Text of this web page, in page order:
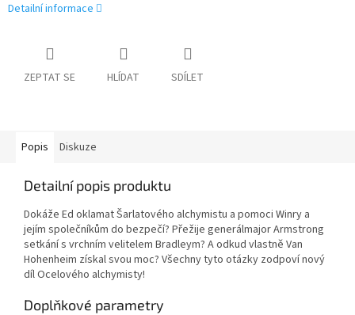
Detailní informace
ZEPTAT SE HLÍDAT SDÍLET
Popis Diskuze
Detailní popis produktu
Dokáže Ed oklamat Šarlatového alchymistu a pomoci Winry a
jejím společníkům do bezpečí? Přežije generálmajor Armstrong
setkání s vrchním velitelem Bradleym? A odkud vlastně Van
Hohenheim získal svou moc? Všechny tyto otázky zodpoví nový
díl Ocelového alchymisty!
Doplňkové parametry